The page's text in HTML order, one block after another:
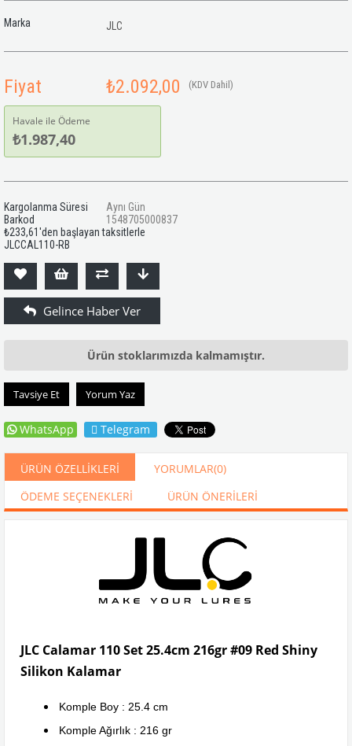
Marka JLC
Fiyat ₺2.092,00 (KDV Dahil)
Havale ile Ödeme
₺1.987,40
Kargolanma Süresi
Aynı Gün
Barkod
1548705000837
₺233,61'den başlayan taksitlerle
JLCCAL110-RB
Ürün stoklarımızda kalmamıştır.
Tavsiye Et Yorum Yaz
WhatsApp Telegram
ÜRÜN ÖZELLIKLERI YORUMLAR(0)
ÖDEME SEÇENEKLERI
ÜRÜN ÖNERILERI
JLC Calamar 110 Set 25.4cm 216gr #09 Red Shiny
Silikon Kalamar
Komple Boy : 25.4 cm
Komple Ağırlık : 216 gr